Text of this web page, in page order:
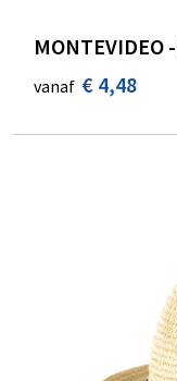
MONTEVIDEO
vanaf € 4,48